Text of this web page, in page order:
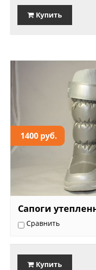
Купить
1400 руб.
Сапоги
Сравнить
Купить